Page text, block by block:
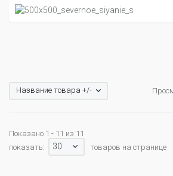
Название товара +/-
Показано 1 - 11 из 11
показать:
30 товаров на странице